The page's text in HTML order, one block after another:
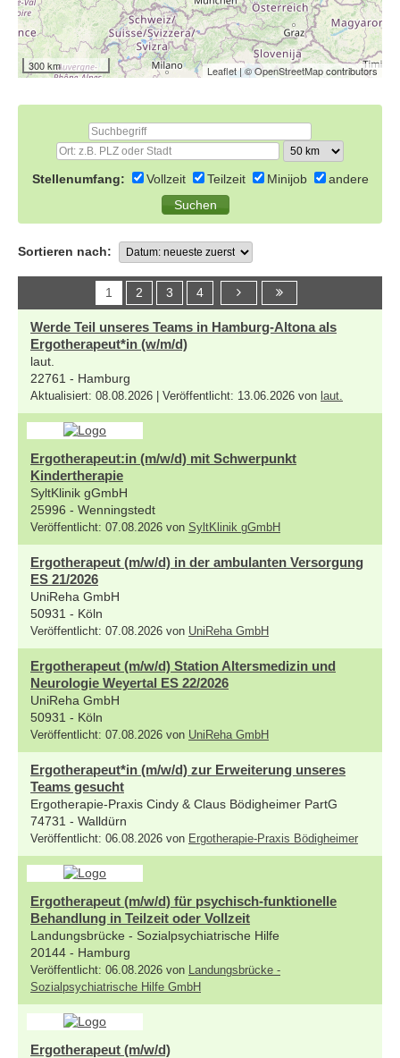
300 km Leaflet | ©OpenStreetMapcontributors
Stellenumfang: Vollzeit Teilzeit Minijob andere
Sortieren nach:
1 2 3 4
Werde Teil unseres Teams in Hamburg-Altona als
Ergotherapeut*in (w/m/d)
laut.
22761 - Hamburg
Aktualisiert: 08.08.2026 | Veröffentlicht: 13.06.2026 von laut.
Ergotherapeut:in (m/w/d) mit Schwerpunkt
Kindertherapie
SyltKlinik gGmbH
25996 - Wenningstedt
Veröffentlicht: 07.08.2026 von SyltKlinik gGmbH
Ergotherapeut (m/w/d) in der ambulanten Versorgung
ES 21/2026
UniReha GmbH
50931 - Köln
Veröffentlicht: 07.08.2026 von UniReha GmbH
Ergotherapeut (m/w/d) Station Altersmedizin und
Neurologie Weyertal ES 22/2026
UniReha GmbH
50931 - Köln
Veröffentlicht: 07.08.2026 von UniReha GmbH
Ergotherapeut*in (m/w/d) zur Erweiterung unseres
Teams gesucht
Ergotherapie-Praxis Cindy & Claus Bödigheimer PartG
74731 - Walldürn
Veröffentlicht: 06.08.2026 von Ergotherapie-Praxis Bödigheimer
Ergotherapeut (m/w/d) für psychisch-funktionelle
Behandlung in Teilzeit oder Vollzeit
Landungsbrücke - Sozialpsychiatrische Hilfe
20144 - Hamburg
Veröffentlicht: 06.08.2026 von
Landungsbrücke -
Sozialpsychiatrische Hilfe GmbH
Ergotherapeut (m/w/d)